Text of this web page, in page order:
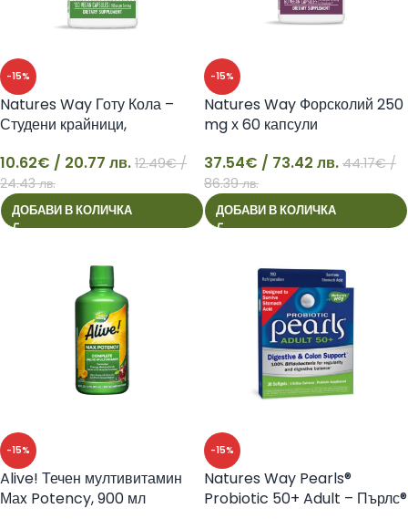
-15%
10
Natures Way Готу Кола –
Студени крайници,
10.62€ / 20.77 лв. 12.49€/
24.43 лв.
ДОБАВИ В КОЛИЧКА
-15%
37
Natures Way Форсколий 250
mg х 60 капсули
37.54€ / 73.42 лв. 44.17€/
86.39 лв.
ДОБАВИ В КОЛИЧКА
-15%
Alive! Течен мултивитамин
Маx Potency, 900 мл
-15%
Natures Way Pearls®
Probiotic 50+ Adult – Пърлс®